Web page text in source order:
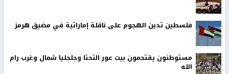
فلسطين تدين الهجوم على ناقلة إماراتية في مضيق هرمز
مستوطنون يقتحمون بيت عور التحتا وجلجليا شمال وغرب رام
الله